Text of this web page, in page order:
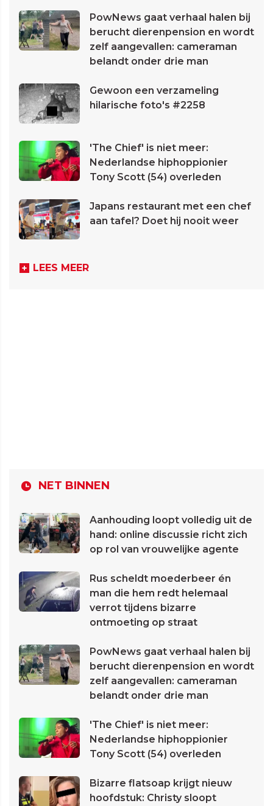
PowNews gaat verhaal halen bij
berucht dierenpension en wordt
zelf aangevallen: cameraman
belandt onder drie man
Gewoon een verzameling
hilarische foto's #2258
'The Chief' is niet meer:
Nederlandse hiphoppionier
Tony Scott (54) overleden
Japans restaurant met een chef
aan tafel? Doet hij nooit weer
LEES MEER
NET BINNEN
Aanhouding loopt volledig uit de
hand: online discussie richt zich
op rol van vrouwelijke agente
Rus scheldt moederbeer én
man die hem redt helemaal
verrot tijdens bizarre
ontmoeting op straat
PowNews gaat verhaal halen bij
berucht dierenpension en wordt
zelf aangevallen: cameraman
belandt onder drie man
'The Chief' is niet meer:
Nederlandse hiphoppionier
Tony Scott (54) overleden
Bizarre flatsoap krijgt nieuw
hoofdstuk: Christy sloopt